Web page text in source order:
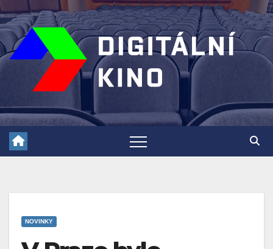
Skip
to
content
NOVINKY